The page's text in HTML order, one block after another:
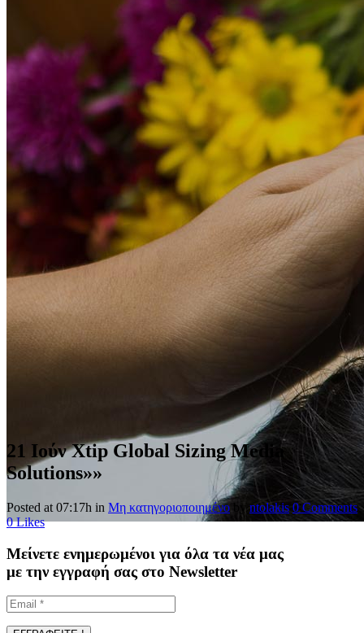
21 ΙούνXtip Global Sizing Media
Solutions»»
Posted at 07:17h in Μη κατηγοριοποιημένο by ntolakis 0 Comments
0Likes
Μείνετε ενημερωμένοι για όλα τα νέα μας
με την εγγραφή σας στο Newsletter